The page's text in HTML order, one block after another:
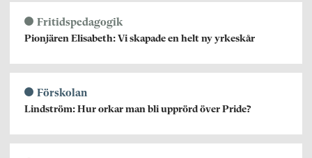
Fritidspedagogik
Pionjären Elisabeth: Vi skapade en helt ny yrkeskår
Förskolan
Lindström: Hur orkar man bli upprörd över Pride?